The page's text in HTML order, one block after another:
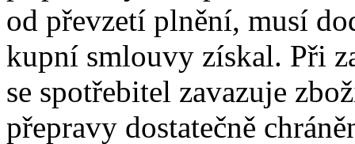
od převzetí plnění, musí
kupní smlouvy získal. Při
se spotřebitel zavazuje
přepravy dostatečně